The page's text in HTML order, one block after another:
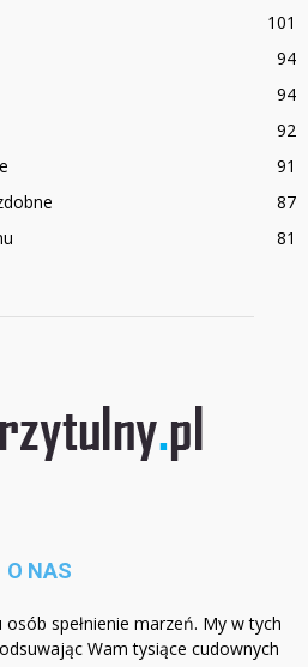
101
94
94
92
91
87
81
O NAS
spełnienie marzeń. My w tych
Wam tysiące cudownych